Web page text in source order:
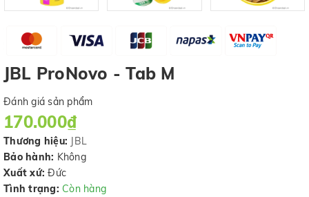
JBL ProNovo - Tab M
Đánh giá sản phẩm
170.000₫
Thương hiệu:
JBL
Bảo hành: Không
Xuất xứ: Đức
Tình trạng: Còn hàng